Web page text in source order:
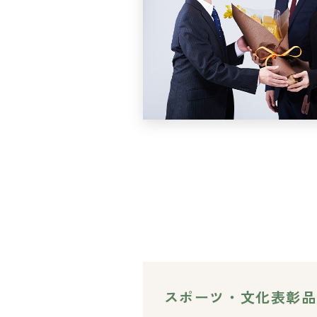
スポーツ・文化表彰品